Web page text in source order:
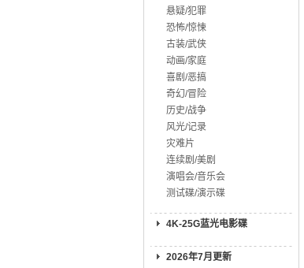
悬疑/犯罪
恐怖/惊悚
古装/武侠
动画/家庭
喜剧/恶搞
奇幻/冒险
历史/战争
风光/记录
灾难片
连续剧/美剧
演唱会/音乐会
测试碟/演示碟
4K-25G蓝光电影碟
2026年7月更新